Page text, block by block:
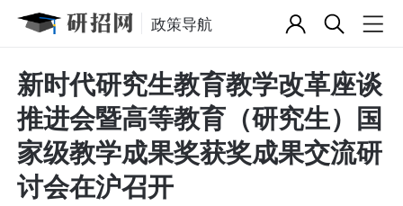
政策导航
新时代研究生教育教学改革座谈
推进会暨高等教育（研究生）国
家级教学成果奖获奖成果交流研
讨会在沪召开